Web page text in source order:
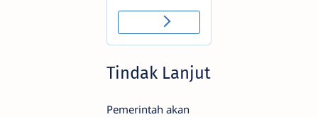
Tindak Lanjut
Pemerintah akan